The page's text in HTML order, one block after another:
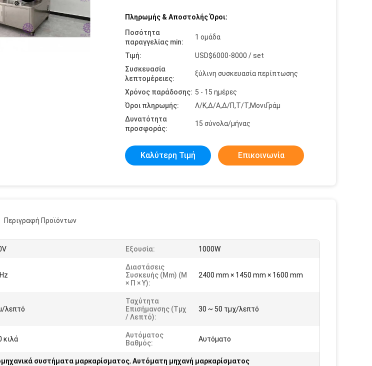
Πληρωμής & Αποστολής Όροι:
Ποσότητα
παραγγελίας min:
1 ομάδα
Τιμή:
USD$6000-8000 / set
Συσκευασία
λεπτομέρειες:
ξύλινη συσκευασία περίπτωσης
Χρόνος παράδοσης: 5 - 15 ημέρες
Όροι πληρωμής:
Λ/Κ,Δ/Α,Δ/Π,Τ/Τ,ΜονιΓράμ
Δυνατότητα
προσφοράς:
15 σύνολα/μήνας
Καλύτερη Τιμή Επικοινωνία
Περιγραφή Προϊόντων
Εξουσία: 1000W
Διαστάσεις
Συσκευής (mm) (Μ
× Π × Υ):
2400 mm × 1450 mm × 1600 mm
λεπτό
Ταχύτητα
Επισήμανσης (τμχ
/ Λεπτό):
30 ~ 50 τμχ/λεπτό
κιλά
Αυτόματος
Βαθμός:
Αυτόματο
συστήματα μαρκαρίσματος, Αυτόματη μηχανή μαρκαρίσματος